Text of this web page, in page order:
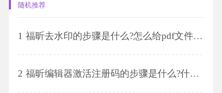
随机推荐
1 福昕去水印的步骤是什么?怎么给pdf文件插入表格?
2 福昕编辑器激活注册码的步骤是什么?什么是激活码?